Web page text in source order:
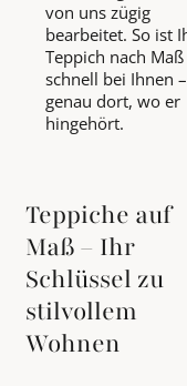
von uns zügig
bearbeitet. So ist
Teppich nach Maß
schnell bei Ihnen –
genau dort, wo er
hingehört.
Teppiche auf
Maß – Ihr
Schlüssel zu
stilvollem
Wohnen